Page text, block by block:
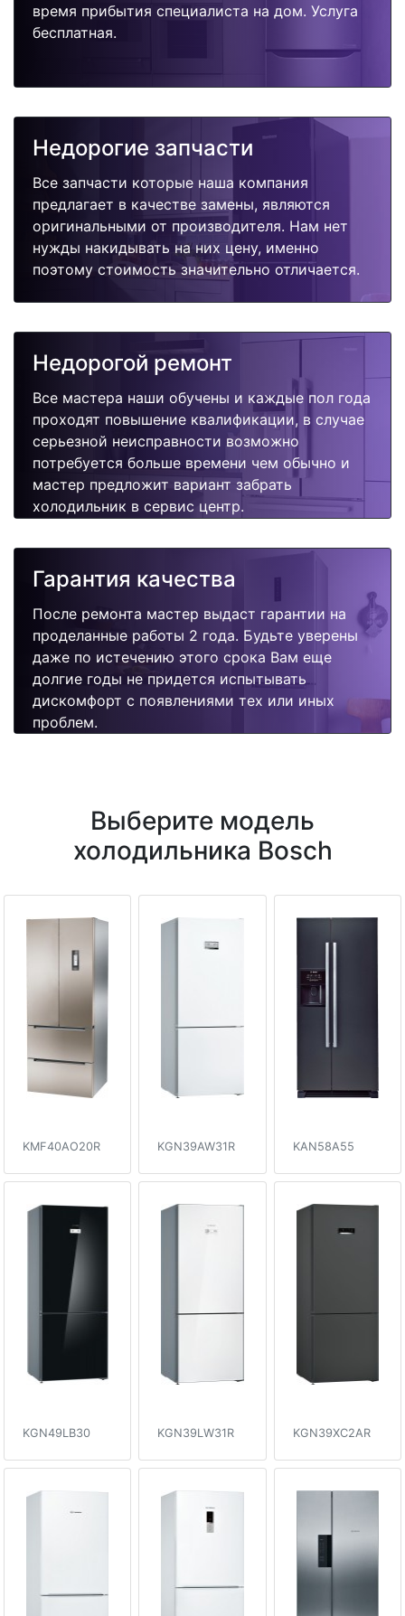
время прибытия специалиста на дом. Услуга
бесплатная.
Недорогие запчасти
Все запчасти которые наша компания
предлагает в качестве замены, являются
оригинальными от производителя. Нам нет
нужды накидывать на них цену, именно
поэтому стоимость значительно отличается.
Недорогой ремонт
Все мастера наши обучены и каждые пол года
проходят повышение квалификации, в случае
серьезной неисправности возможно
потребуется больше времени чем обычно и
мастер предложит вариант забрать
холодильник в сервис центр.
Гарантия качества
После ремонта мастер выдаст гарантии на
проделанные работы 2 года. Будьте уверены
даже по истечению этого срока Вам еще
долгие годы не придется испытывать
дискомфорт с появлениями тех или иных
проблем.
Выберите модель
холодильника Bosch
KMF40AO20R KGN39AW31R KAN58A55
KGN49LB30 KGN39LW31R KGN39XC2AR